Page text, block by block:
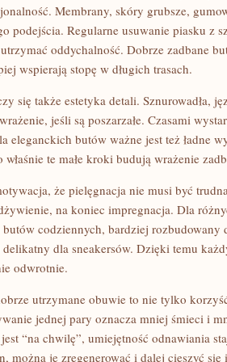
Membrany, skóry grubsze,
podejścia. Regularne usuwanie piasku z
oddychalność. Dobrze zadbane
wspierają stopę w długich trasach.
się także estetyka detali. Sznurowadła,
jeśli są poszarzałe. Czasami
eleganckich butów ważne jest też ładne
te małe kroki budują wrażenie
że pielęgnacja nie musi być
na koniec impregnacja. Dla
codziennych, bardziej rozbudowany
dla sneakersów. Dzięki temu
odwrotnie.
utrzymane obuwie to nie tylko
jednej pary oznacza mniej śmieci i
“na chwilę”, umiejętność odnawiania
można je zregenerować i dalej cieszyć